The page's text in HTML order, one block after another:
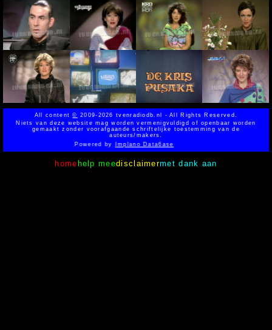
All content© 2009-2026 tvenradiodb.nl - All Rights Reserved.
Niets van deze website mag worden vermenigvuldigd of openbaar worden
gemaakt zonder voorafgaande schriftelijke toestemming van de
auteurs/makers.
Powered by
Implano Data6ase
home help meedisclaimermet dank aan